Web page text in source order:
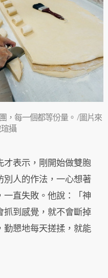
，每一個都等份量。 /圖片來
攝
表示，剛開始做雙胞
人的作法，一心想著
直失敗。他說：「神
抓到感覺，就不會斷掉
勤懇地每天搓揉，就能